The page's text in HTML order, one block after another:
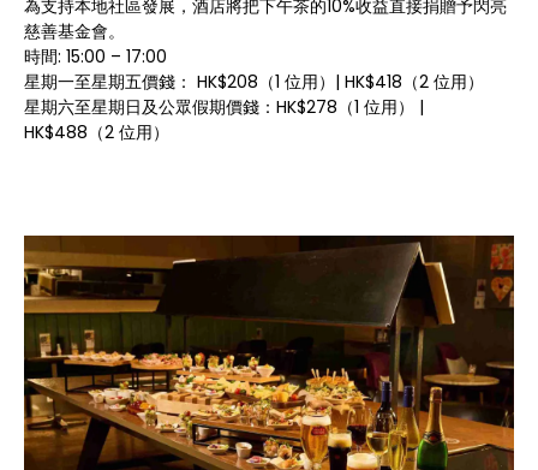
為支持本地社區發展，酒店將把下午茶的10%收益直接捐贈予閃亮
慈善基金會。
時間: 15:00 – 17:00
星期一至星期五價錢： HK$208（1 位用）| HK$418（2 位用）
星期六至星期日及公眾假期價錢：HK$278（1 位用） |
HK$488（2 位用）